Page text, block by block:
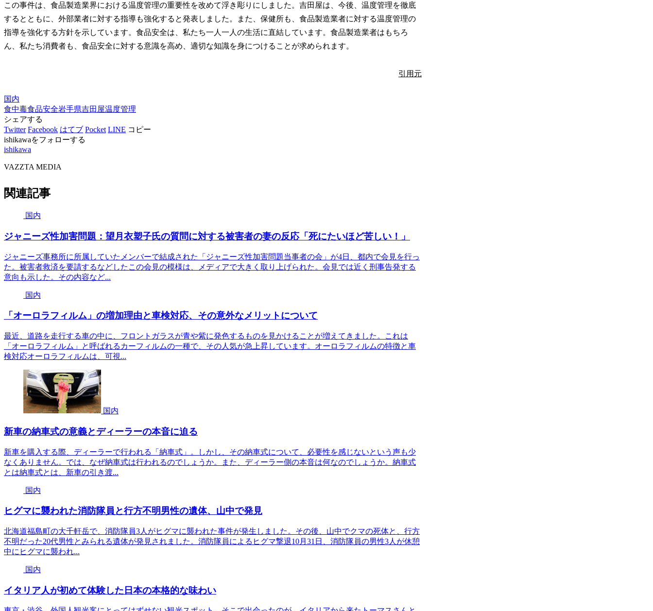
この事件は、食品製造業界における温度管理の重要性を改めて浮き彫りにしました。吉田屋は、今後、温度管理を徹底
するとともに、外部業者に対する指導も強化すると発表しました。また、保健所も、食品製造業者に対する温度管理の
指導を強化する方針を示しています。食品安全は、私たち一人一人の生活に直結しています。食品製造業者はもちろ
ん、私たち消費者も、食品安全に対する意識を高め、適切な知識を身につけることが求められます。
引用元
国内
食中毒食品安全岩手県吉田屋温度管理
シェアする
Twitter Facebook はてブ Pocket LINE コピー
ishikawaをフォローする
ishikawa
VAZZTA MEDIA
関連記事
国内
ジャニーズ性加害問題：望月衣塑子氏の質問に対する被害者の妻の反応「死にたいほど苦しい！」
ジャニーズ事務所に所属していたメンバーで結成された「ジャニーズ性加害問題当事者の会」が4日、都内で会見を行っ
た。被害者救済を要請するなどしたこの会見の模様は、メディアで大きく取り上げられた。会見では近く刑事告発する
意向も示した。その内容など...
国内
「オーロラフィルム」の増加理由と車検対応、その意外なメリットについて
最近、道路を走行する車の中に、フロントガラスが青や紫に発色するものを見かけることが増えてきました。これは
「オーロラフィルム」と呼ばれるカーフィルムの一種で、その人気が急上昇しています。オーロラフィルムの特徴と車
検対応オーロラフィルムは、可視...
国内
新車の納車式の意義とディーラーの本音に迫る
新車を購入する際、ディーラーで行われる「納車式」。しかし、その納車式について、必要性を感じないという声も少
なくありません。では、なぜ納車式は行われるのでしょうか。また、ディーラー側の本音は何なのでしょうか。納車式
とは納車式とは、新車の引き渡...
国内
ヒグマに襲われた消防隊員と行方不明男性の遺体、山中で発見
北海道福島町の大千軒岳で、消防隊員3人がヒグマに襲われた事件が発生しました。その後、山中でクマの死体と、行方
不明だった20代男性とみられる遺体が発見されました。消防隊員によるヒグマ撃退10月31日、消防隊員の男性3人が休憩
中にヒグマに襲われ...
国内
イタリア人が初めて体験した日本の本格的な味わい